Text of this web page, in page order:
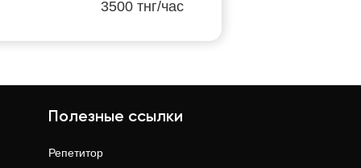
3500 тнг/час
Полезные ссылки
Репетитор